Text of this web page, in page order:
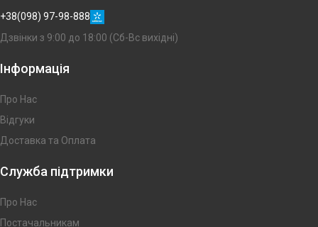
+38(098) 97-98-888
Дзвінки з 9:00 до 18:00 (Сб-Вс вихідні)
Інформація
Про Нас
Відгуки
Доставка та Оплата
Служба підтримки
Про Нас
Постачальникам